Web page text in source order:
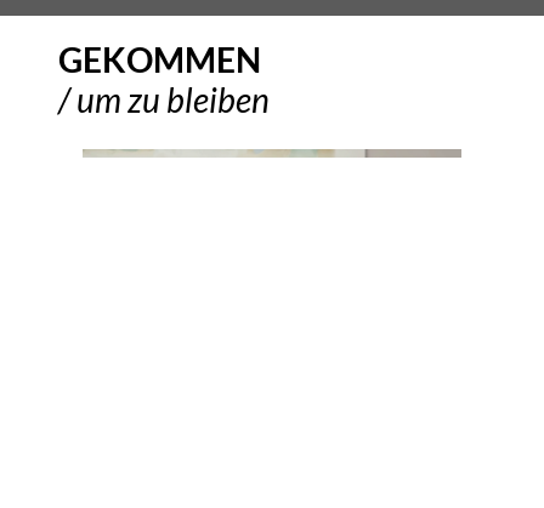
GEKOMMEN
/ um zu bleiben